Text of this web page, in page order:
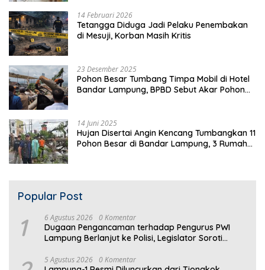
14 Februari 2026
Tetangga Diduga Jadi Pelaku Penembakan
di Mesuji, Korban Masih Kritis
23 Desember 2025
Pohon Besar Tumbang Timpa Mobil di Hotel
Bandar Lampung, BPBD Sebut Akar Pohon
14 Juni 2025
Hujan Disertai Angin Kencang Tumbangkan 11
Pohon Besar di Bandar Lampung, 3 Rumah
Popular Post
1 6 Agustus 2026 0 Komentar
Dugaan Pengancaman terhadap Pengurus PWI
Lampung Berlanjut ke Polisi, Legislator Soroti
5 Agustus 2026 0 Komentar